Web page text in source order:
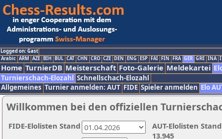
Logged on: Gast
Arabic ARM AZE BIH BUL CAT CHN CRO CZE DEN ENG ESP FAI FIN FRA GER GRE INA
Home TurnierDB Meisterschaft Foto-Galerie Meldekartei
Turnierschach-Elozahl Schnellschach-Elozahl
Allgemeines Turnier anmelden: AUT FIDE Spieler anmelden Elo
Willkommen bei den offiziellen
AUT-Elolisten
13.945
FIDE-Elolisten Stand